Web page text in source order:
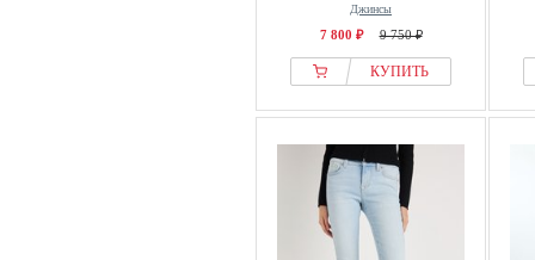
Джинсы
7 800 ₽ 9 750 ₽
КУПИТЬ